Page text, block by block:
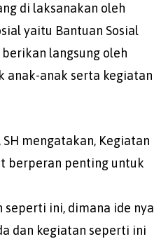
di laksanakan oleh
yaitu Bantuan Sosial
langsung oleh
anak-anak serta kegiatan
mengatakan, Kegiatan
berperan penting untuk
seperti ini, dimana ide nya
dan kegiatan seperti ini